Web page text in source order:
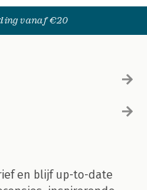
vanaf €20
en blijf up-to-date